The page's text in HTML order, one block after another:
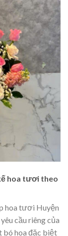
hoa tươi theo
hoa tươi Huyện
cầu riêng của
bó hoa đặc biệt